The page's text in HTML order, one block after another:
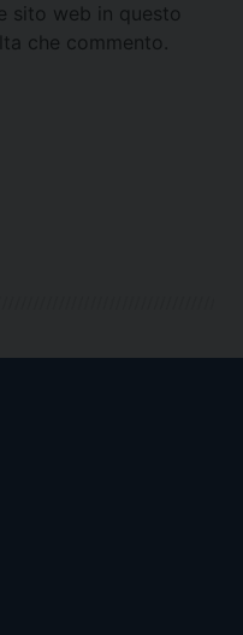
sito web in questo
che commento.